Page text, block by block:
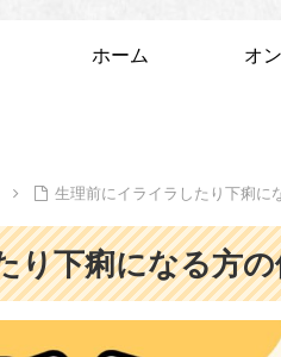
ホーム オ
生理前にイライラしたり下痢に
り下痢になる方